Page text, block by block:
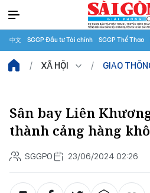
中文 SGGP Đầu tư Tài chính SGGP Thể Thao
XÃ HỘI GIAO
Sân bay Liên
thành cảng hàng
SGGPO 23/06/2024 02:26